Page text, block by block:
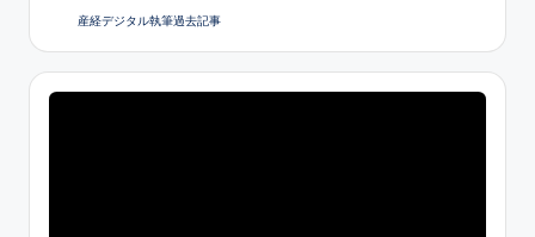
産経デジタル執筆過去記事